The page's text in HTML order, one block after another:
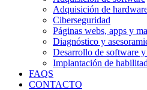
Adquisición de
Ciberseguridad
Páginas webs, apps y
Diagnóstico y
Desarrollo de software
Implantación de
FAQS
CONTACTO